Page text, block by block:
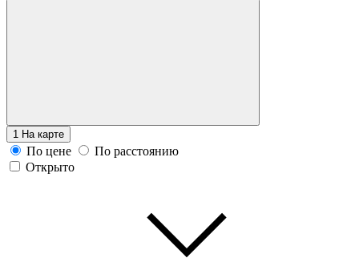
1 На карте
По цене
По расстоянию
Открыто